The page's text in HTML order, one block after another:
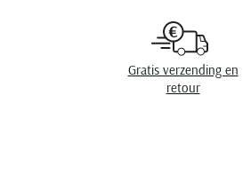
Gratis verzending en
retour